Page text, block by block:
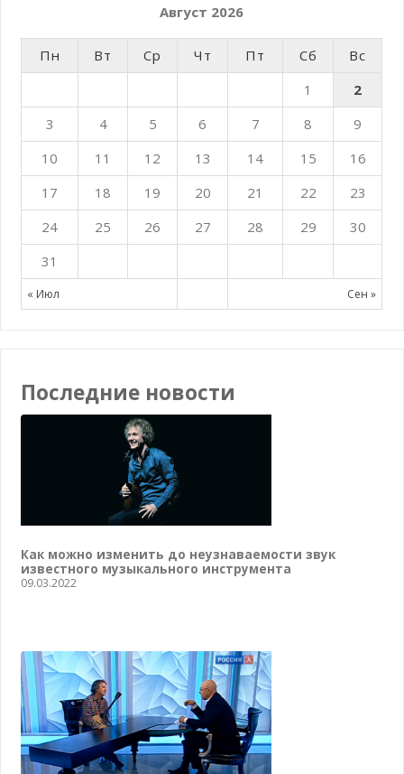
Август 2026
Пн Вт Ср Чт Пт Сб
Вс
1
2
3
4 5 6 7 8
9
10
11 12 13 14 15
16
17
18 19 20 21 22
23
24
25 26 27 28 29
30
31
« Июл Сен »
Последние новости
Как можно изменить до неузнаваемости звук
известного музыкального инструмента
09.03.2022